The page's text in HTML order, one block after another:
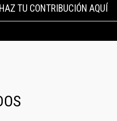
HAZ TU CONTRIBUCIÓN AQUÍ